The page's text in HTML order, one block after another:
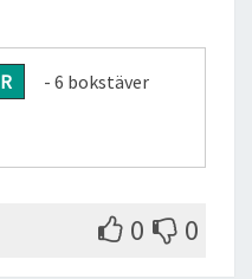
R
- 6 bokstäver
0 0